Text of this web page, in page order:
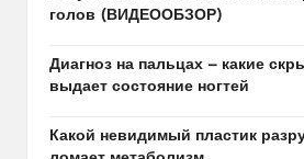
голов (ВИДЕООБЗОР)
Диагноз на пальцах — какие
выдает состояние ногтей
Какой невидимый пластик